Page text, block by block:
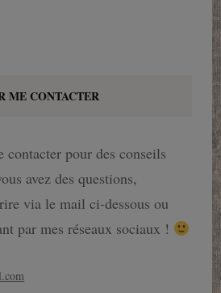
ME CONTACTER
contacter pour des conseils
avez des questions,
via le mail ci-dessous ou
par mes réseaux sociaux !